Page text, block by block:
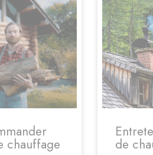
chauffage de